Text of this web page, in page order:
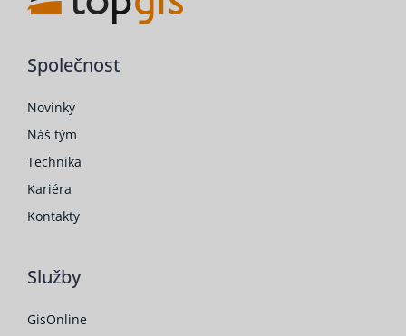
Společnost
Novinky
Náš tým
Technika
Kariéra
Kontakty
Služby
GisOnline